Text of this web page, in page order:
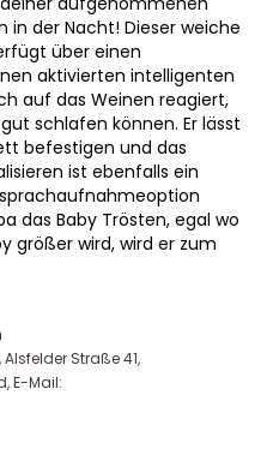
der Nacht! Dieser weiche
über einen
aktivierten intelligenten
auf das Weinen reagiert,
schlafen können. Er lässt
befestigen und das
ist ebenfalls ein
das Baby Trösten, egal wo
größer wird, wird er zum
Straße 41,
E-Mail: